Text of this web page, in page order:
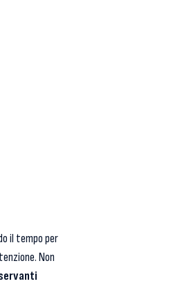
il tempo per
Non